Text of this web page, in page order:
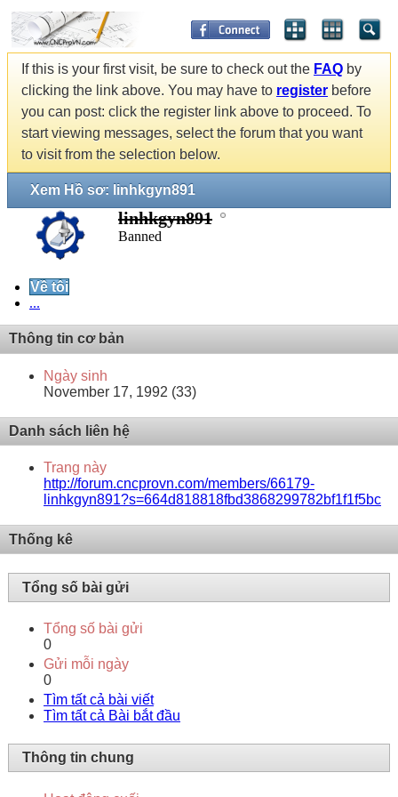
If this is your first visit, be sure to check out the FAQ by
clicking the link above. You may have to register before
you can post: click the register link above to proceed. To
start viewing messages, select the forum that you want
to visit from the selection below.
Xem Hồ sơ: linhkgyn891
linhkgyn891
Banned
Về tôi
...
Thông tin cơ bản
Ngày sinh
November 17, 1992 (33)
Danh sách liên hệ
Trang này
http://forum.cncprovn.com/members/66179-
linhkgyn891?s=664d818818fbd3868299782bf1f1f5bc
Thống kê
Tổng số bài gửi
Tổng số bài gửi
0
Gửi mỗi ngày
0
Tìm tất cả bài viết
Tìm tất cả Bài bắt đầu
Thông tin chung